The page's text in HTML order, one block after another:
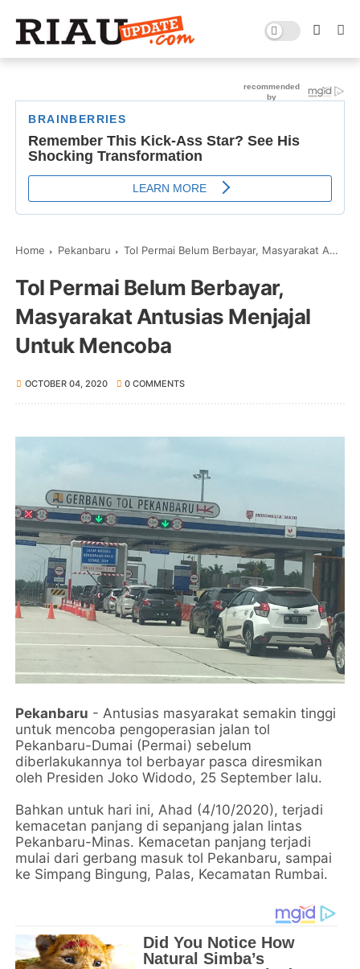
Home Pekanbaru Tol Permai Belum Berbayar, Masyarakat Antusias Menjajal Untuk Mencoba
Tol Permai Belum Berbayar,
Masyarakat Antusias Menjajal
Untuk Mencoba
OCTOBER 04, 2020 0 COMMENTS
Pekanbaru - Antusias masyarakat semakin tinggi
untuk mencoba pengoperasian jalan tol
Pekanbaru-Dumai (Permai) sebelum
diberlakukannya tol berbayar pasca diresmikan
oleh Presiden Joko Widodo, 25 September lalu.
Bahkan untuk hari ini, Ahad (4/10/2020), terjadi
kemacetan panjang di sepanjang jalan lintas
Pekanbaru-Minas. Kemacetan panjang terjadi
mulai dari gerbang masuk tol Pekanbaru, sampai
ke Simpang Bingung, Palas, Kecamatan Rumbai.